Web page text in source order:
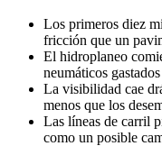
Los primeros diez
fricción que un
El hidroplaneo
neumáticos
La visibilidad cae
menos que los
Las líneas de carril
como un posible